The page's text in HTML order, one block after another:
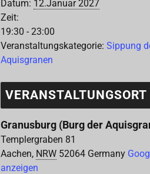
Datum: 12.Januar 2027
Zeit:
19:30 - 23:00
Veranstaltungskategorie: Sippung
Aquisgranen
VERANSTALTUNGSORT
Granusburg (Burg der
Templergraben 81
Aachen, NRW 52064 Germany
anzeigen